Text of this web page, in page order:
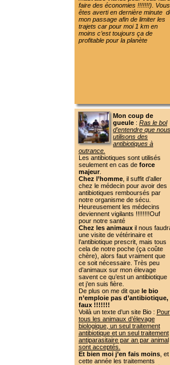
Mon coup de
gueule:Ras le bol
d’entendre que nous
notre organisme de sécu.
Heureusement les médecins
deviennent vigilants !!!!!!!!Ouf
pour notre santé
Chez les animauxil nous faudra
une visite de vétérinaire et
l’antibiotique prescrit, mais tous
cela de notre poche (ça coûte
chère), alors faut vraiment que
ce soit nécessaire. Très peu
d’animaux sur mon élevage
savent ce qu’est un antibiotique
et j’en suis fière.
De plus on me dit quele bio
n’emploie pas d’antibiotique,
faux !!!!!!!
Voilà un texte d’un site Bio :Pour
tous les animaux d’élevage
biologique, un seul traitement
antibiotique et un seul traitement
antiparasitaire par an par animal
sont acceptés.
Et bien moi j’en fais moins, et
cette année les traitements
antiparasitaires sont effectués
chez moi à base de plantes.
Par contre j’ai rien contre le Bio,
je m’active à faireune viande de
qualité avec des produits
naturel.